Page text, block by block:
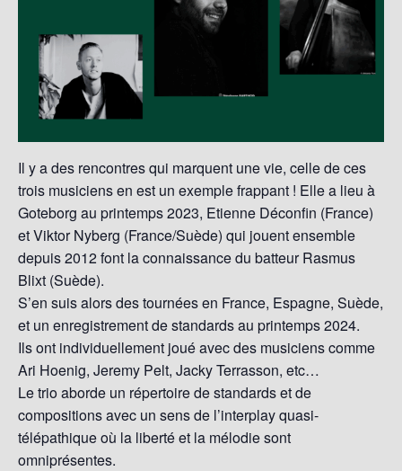
Il y a des rencontres qui marquent une vie, celle de ces
trois musiciens en est un exemple frappant ! Elle a lieu à
Goteborg au printemps 2023, Etienne Déconfin (France)
et Viktor Nyberg (France/Suède) qui jouent ensemble
depuis 2012 font la connaissance du batteur Rasmus
Blixt (Suède).
S’en suis alors des tournées en France, Espagne, Suède,
et un enregistrement de standards au printemps 2024.
Ils ont individuellement joué avec des musiciens comme
Ari Hoenig, Jeremy Pelt, Jacky Terrasson, etc…
Le trio aborde un répertoire de standards et de
compositions avec un sens de l’interplay quasi-
télépathique où la liberté et la mélodie sont
omniprésentes.